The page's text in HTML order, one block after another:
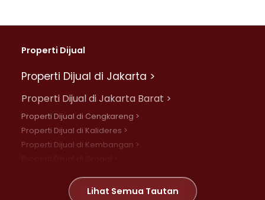
Properti Dijual
Properti Dijual di Jakarta >
Properti Dijual di Jakarta Barat >
Properti Dijual di Cengkareng >
Properti Dijual di Kalideres >
Properti Dijual di Kembangan >
Properti Dijual di Meruya >Lihat Semua Tautan